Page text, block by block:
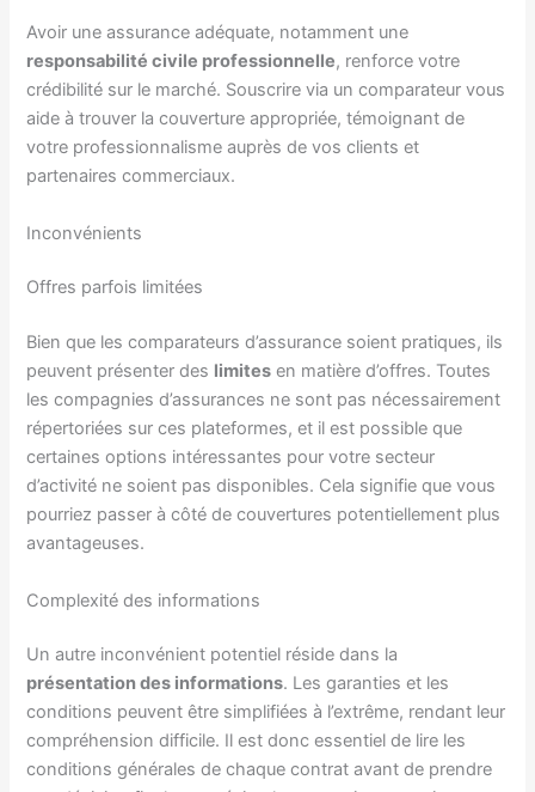
Avoir une assurance adéquate, notamment une
responsabilité civile professionnelle, renforce votre
crédibilité sur le marché. Souscrire via un comparateur vous
aide à trouver la couverture appropriée, témoignant de
votre professionnalisme auprès de vos clients et
partenaires commerciaux.
Inconvénients
Offres parfois limitées
Bien que les comparateurs d’assurance soient pratiques, ils
peuvent présenter des limites en matière d’offres. Toutes
les compagnies d’assurances ne sont pas nécessairement
répertoriées sur ces plateformes, et il est possible que
certaines options intéressantes pour votre secteur
d’activité ne soient pas disponibles. Cela signifie que vous
pourriez passer à côté de couvertures potentiellement plus
avantageuses.
Complexité des informations
Un autre inconvénient potentiel réside dans la
présentation des informations. Les garanties et les
conditions peuvent être simplifiées à l’extrême, rendant leur
compréhension difficile. Il est donc essentiel de lire les
conditions générales de chaque contrat avant de prendre